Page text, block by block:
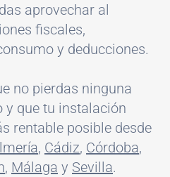
aprovechar al
fiscales,
y deducciones.
no pierdas ninguna
y que tu instalación
rentable posible desde
, Cádiz, Córdoba,
, Málaga y Sevilla.